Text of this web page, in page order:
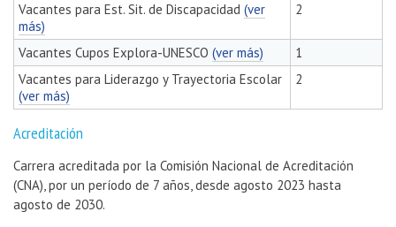
Vacantes para Est. Sit. de Discapacidad (ver
más)
2
Vacantes Cupos Explora-UNESCO (ver más)
1
Vacantes para Liderazgo y Trayectoria Escolar
(ver más)
2
Acreditación
Carrera acreditada por la Comisión Nacional de Acreditación
(CNA), por un período de 7 años, desde agosto 2023 hasta
agosto de 2030.